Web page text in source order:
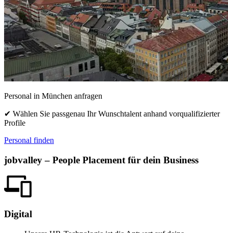
Personal in München anfragen
✔ Wählen Sie passgenau Ihr Wunschtalent anhand vorqualifizierter
Profile
Personal finden
jobvalley – People Placement für dein Business
Digital